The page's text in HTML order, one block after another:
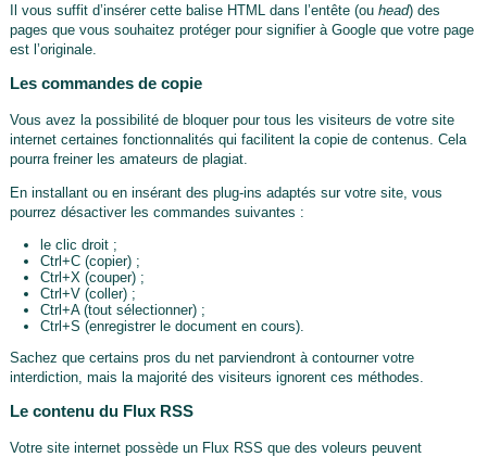
Il vous suffit d’insérer cette balise HTML dans l’entête (ou head) des
pages que vous souhaitez protéger pour signifier à Google que votre page
est l’originale.
Les commandes de copie
Vous avez la possibilité de bloquer pour tous les visiteurs de votre site
internet certaines fonctionnalités qui facilitent la copie de contenus. Cela
pourra freiner les amateurs de plagiat.
En installant ou en insérant des plug-ins adaptés sur votre site, vous
pourrez désactiver les commandes suivantes :
le clic droit ;
Ctrl+C (copier) ;
Ctrl+X (couper) ;
Ctrl+V (coller) ;
Ctrl+A (tout sélectionner) ;
Ctrl+S (enregistrer le document en cours).
Sachez que certains pros du net parviendront à contourner votre
interdiction, mais la majorité des visiteurs ignorent ces méthodes.
Le contenu du Flux RSS
Votre site internet possède un Flux RSS que des voleurs peuvent